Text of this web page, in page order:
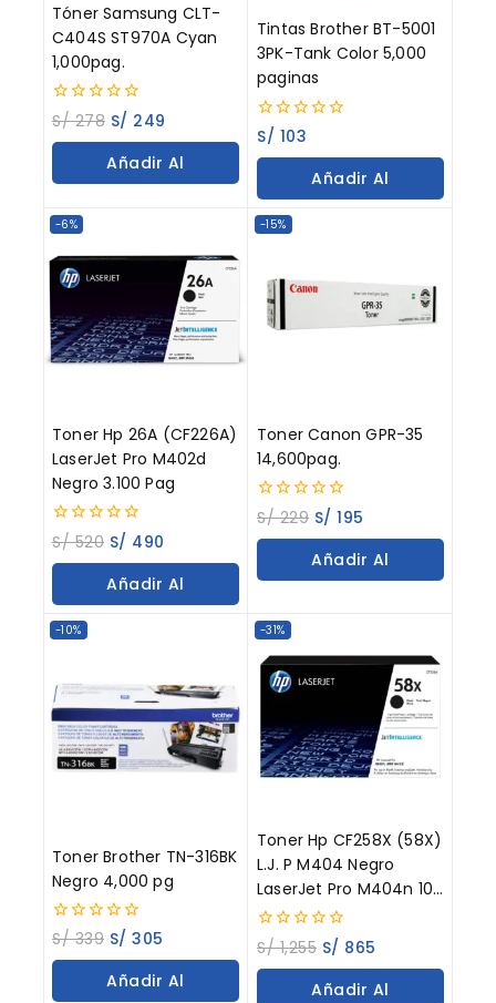
Tóner Samsung CLT-
C404S ST970A Cyan
1,000pag.
0
out
of
S/278 S/ 249
Añadir Al
Tintas Brother BT-5001
3PK-Tank Color 5,000
paginas
0
out
of
S/ 103
Añadir Al
-6%
Toner Hp 26A (CF226A)
LaserJet Pro M402d
Negro 3.100 Pag
0
out
of
S/520 S/ 490
Añadir Al
-15%
Toner Canon GPR-35
14,600pag.
0
out
of
S/229 S/ 195
Añadir Al
-10%
Toner Brother TN-316BK
Negro 4,000 pg
0
out
of
S/339 S/ 305
Añadir Al
-31%
Toner Hp CF258X (58X)
L.J. P M404 Negro
LaserJet Pro M404n 10K
Paginas
0
out
of
S/1,255 S/ 865
Añadir Al